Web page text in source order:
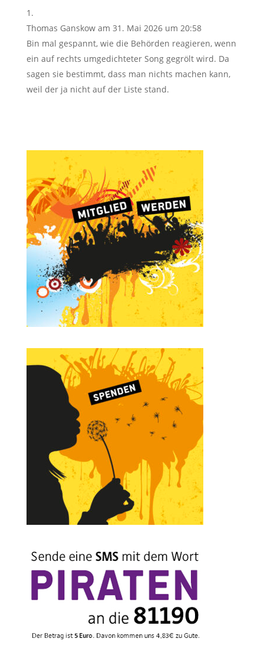
Thomas Ganskow am 31. Mai 2026 um 20:58
Bin mal gespannt, wie die Behörden reagieren, wenn
ein auf rechts umgedichteter Song gegrölt wird. Da
sagen sie bestimmt, dass man nichts machen kann,
weil der ja nicht auf der Liste stand.